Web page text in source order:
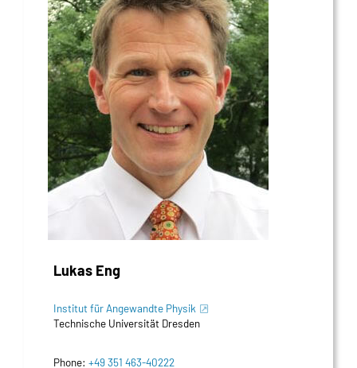
Lukas Eng
Institut für Angewandte Physik
Technische Universität Dresden
Phone: +49 351 463-40222